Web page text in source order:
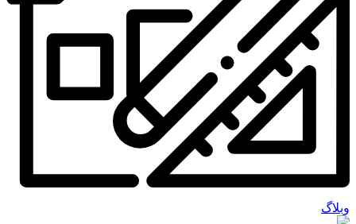
وبلاگ